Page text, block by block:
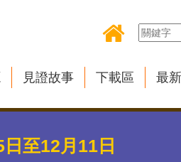
見證故事 下載區 最
至12月11日